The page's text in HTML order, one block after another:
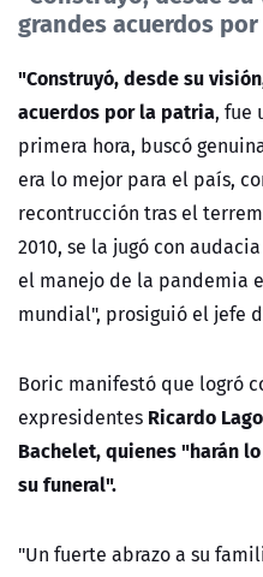
grandes acuerdos
"Construyó, desde su
acuerdos por la patria, fue
primera hora, buscó
era lo mejor para el país,
recontrucción tras el
2010, se la jugó con
el manejo de la pandemia
mundial", prosiguió el jefe
Boric manifestó que logró
expresidentes Ricardo
Bachelet, quienes "harán
su funeral".
"Un fuerte abrazo a su